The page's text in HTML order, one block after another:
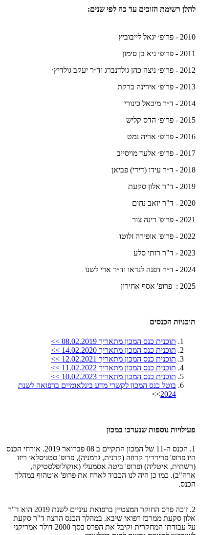
להלן רשימת הזוכים עד כה לפי שנים:
- 2010 פרופ׳ יגאל לייבוביץ
2011 - פרופ׳ גיא בן סימון
2012 - פרופ׳ ניצה כהן גולדנברג וד״ר יעקב גולדיץ׳
2013 - פרופ׳ אירינה ברקת
2014 - ד״ר מיכאל כינורי
2015 - פרופ׳ הדס קליש
2016 - פרופ׳ אריה נמט
2017 - פרופ׳ אלעד מויסייב
2018 - ד״ר עידו (דידי) פביאן
2019 - ד"ר אלון סקעת
2020 - ד"ר יואב נחום
2021 - פרופ' דינה צור
2022 - פרופ' אופירה זלוטו
2023 - ד"ר רותי סלע
2024 - ד״ר דפנה לנדאו וד״ר ארי לשנו
2025 : פרופ' אסף אחירון
תוכניות הכנסים
תוכנית כנס המכון מתאריך 08.02.2019 >>
תוכנית כנס המכון מתאריך 14.02.2020 >>
תוכנית כנס המכון מתאריך 12.02.2021 >>
תוכנית כנס המכון מתאריך 11.02.2022 >>
תוכנית כנס המכון מתאריך 10.02.2023 >>
בוטל כנס המכון לקשרי מדע בינלאומיים ברפואה לשנת
2024
>>
פעילויות נוספות שנערכו במכון
1. הכנס ה-11 של המכון התקיים ב 08 פברואר 2019. אורחי הכנס
היו פרופ' פרידריך קרוזה (קרנית, גרמניה), פרופ' סטניסלאו ריזו
(רשתית, איטליה) ופרופ' ביטה אסמעלי (אוקולופלסטיקה,
ארה"ב). כמו כן היה לנו הכבוד לארח את פרופ' אוטהוף במהלך
הכנס.
2. זוכה פרס החוקר המצטיין ברפואת עיניים לשנת 2019 הוא ד"ר
אלון סקעת ממרכז רפואי שיבא. במהלך הכנס הרצה ד"ר סקעת
על עבודתו המחקרית וקיבל את הפרס בסך 2000 דולר אמריקני